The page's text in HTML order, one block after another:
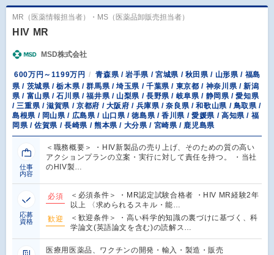
MR（医薬情報担当者）・MS（医薬品卸販売担当者）
HIV MR
MSD株式会社
600万円～1199万円
青森県 / 岩手県 / 宮城県 / 秋田県 / 山形県 / 福島
県 / 茨城県 / 栃木県 / 群馬県 / 埼玉県 / 千葉県 / 東京都 / 神奈川県 / 新潟
県 / 富山県 / 石川県 / 福井県 / 山梨県 / 長野県 / 岐阜県 / 静岡県 / 愛知県
/ 三重県 / 滋賀県 / 京都府 / 大阪府 / 兵庫県 / 奈良県 / 和歌山県 / 鳥取県 /
島根県 / 岡山県 / 広島県 / 山口県 / 徳島県 / 香川県 / 愛媛県 / 高知県 / 福
岡県 / 佐賀県 / 長崎県 / 熊本県 / 大分県 / 宮崎県 / 鹿児島県
仕事
内容
＜職務概要＞ ・HIV新製品の売り上げ、そのための質の高い
アクションプランの立案・実行に対して責任を持つ。 ・当社
のHIV製…
応募
資格
必須
＜必須条件＞ ・MR認定試験合格者 ・HIV MR経験2年
以上 〈求められるスキル・能…
歓迎
＜歓迎条件＞ ・高い科学的知識の裏づけに基づく、科
学論文(英語論文を含む)の読解ス…
医療用医薬品、ワクチンの開発・輸入・製造・販売